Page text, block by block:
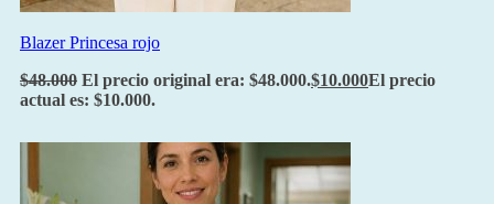
Blazer Princesa rojo
$48.000 El precio original era: $48.000.$10.000El precio
actual es: $10.000.